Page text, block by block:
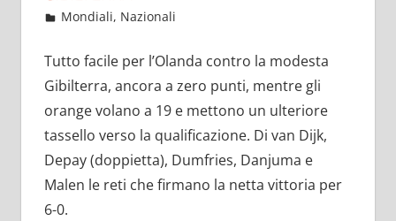
Ottobre 12, 2021
admin
Mondiali, Nazionali
Tutto facile per l’Olanda contro la modesta
Gibilterra, ancora a zero punti, mentre gli
orange volano a 19 e mettono un ulteriore
tassello verso la qualificazione. Di van Dijk,
Depay (doppietta), Dumfries, Danjuma e
Malen le reti che firmano la netta vittoria per
6-0.